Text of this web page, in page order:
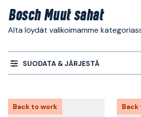
Bosch Muut sahat
Alta löydät valikoimamme
SUODATA & JÄRJESTÄ
Back to work
Back